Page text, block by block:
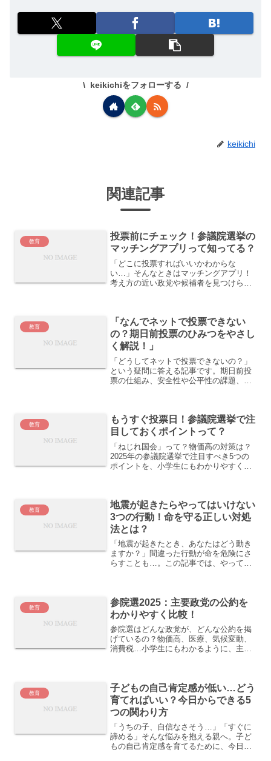
keikichiをフォローする
keikichi
関連記事
教育
投票前にチェック！参議院選挙の
マッチングアプリって知ってる？
「どこに投票すればいいかわからな
い…」そんなときはマッチングアプリ！
考え方の近い政党や候補者を見つけられ
教育
「なんでネットで投票できない
の？期日前投票のひみつをやさし
く解説！」
「どうしてネットで投票できないの？」
という疑問に答える記事です。期日前投
票の仕組み、安全性や公平性の課題、海
教育
もうすぐ投票日！参議院選挙で注
目しておくポイントって？
「ねじれ国会」って？物価高の対策は？
2025年の参議院選挙で注目すべき5つの
ポイントを、小学生にもわかりやすくや
教育
地震が起きたらやってはいけない
3つの行動！命を守る正しい対処
法とは？
「地震が起きたとき、あなたはどう動き
ますか？」間違った行動が命を危険にさ
らすことも…。この記事では、やっては
教育
参院選2025：主要政党の公約を
わかりやすく比較！
参院選はどんな政党が、どんな公約を掲
げているの？物価高、医療、気候変動、
消費税…小学生にもわかるように、主要7
教育
子どもの自己肯定感が低い…どう
育てればいい？今日からできる5
つの関わり方
「うちの子、自信なさそう…」「すぐに
諦める」そんな悩みを抱える親へ。子ど
もの自己肯定感を育てるために、今日か